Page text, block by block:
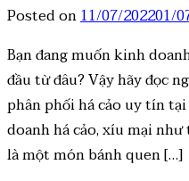
Posted on11/07/202201/
Bạn đang muốn kinh
đầu từ đâu? Vậy hãy đọc
phân phối há cảo uy tín
doanh há cảo, xíu mại như
là một món bánh quen […]